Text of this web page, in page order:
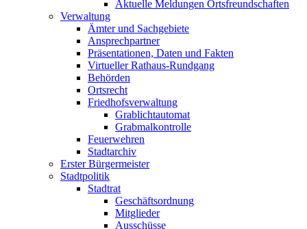
Aktuelle Meldungen Ortsfreundschaften
Verwaltung
Ämter und Sachgebiete
Ansprechpartner
Präsentationen, Daten und Fakten
Virtueller Rathaus-Rundgang
Behörden
Ortsrecht
Friedhofsverwaltung
Grablichtautomat
Grabmalkontrolle
Feuerwehren
Stadtarchiv
Erster Bürgermeister
Stadtpolitik
Stadtrat
Geschäftsordnung
Mitglieder
Ausschüsse